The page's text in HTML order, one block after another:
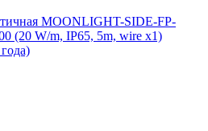
MOONLIGHT-SIDE-FP-
(20 W/m, IP65, 5m, wire x1)